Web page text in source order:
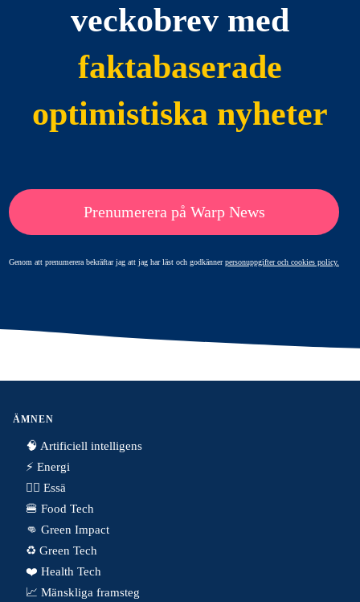
veckobrev med
faktabaserade
optimistiska nyheter
Prenumerera på Warp News
Genom att prenumerera bekräftar jag att jag har läst och godkännerpersonuppgifter och cookies policy.
ÄMNEN
🧠 Artificiell intelligens
⚡️ Energi
✍🏼 Essä
🍔 Food Tech
👊 Green Impact
♻️ Green Tech
❤️ Health Tech
📈 Mänskliga framsteg